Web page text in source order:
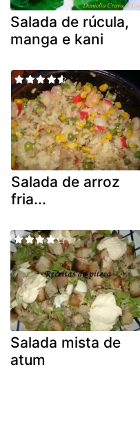
Salada de rúcula,
manga e kani
Salada de arroz
fria...
Salada mista de
atum